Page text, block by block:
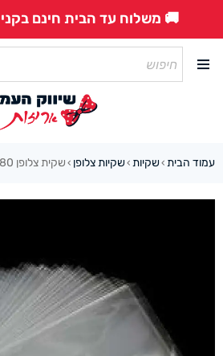
🚚 משלוח עד הבית חינם בקנייה
עמוד הבית ›שקיות ›שקיות צלופן › שקית צלופן 1480 (250 במארז)